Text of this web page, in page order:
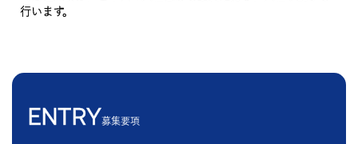
行います。
ENTRY募集要項